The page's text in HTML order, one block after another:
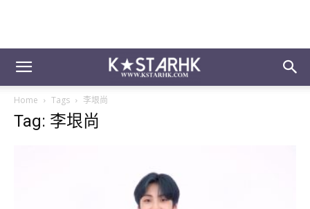
Home Tags 李垠尚
Tag: 李垠尚